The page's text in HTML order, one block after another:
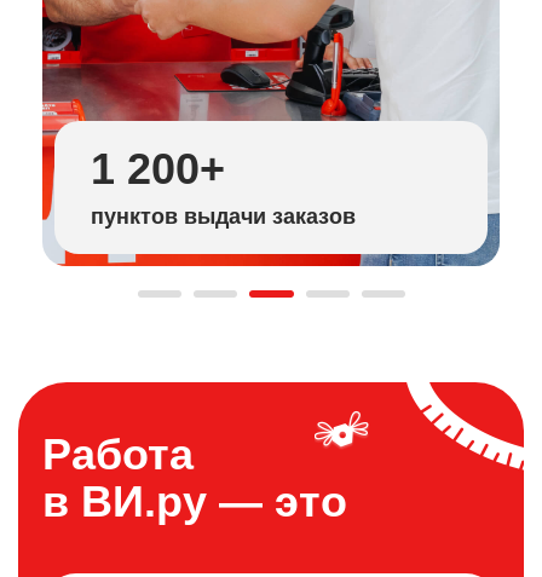
1 200+
пунктов выдачи заказов
Работа
в ВИ.ру — это